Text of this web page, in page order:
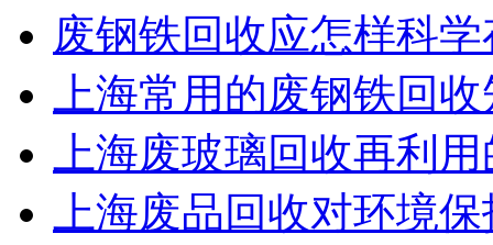
废钢铁回收应怎样科
上海常用的废钢铁回
上海废玻璃回收再利
上海废品回收对环境